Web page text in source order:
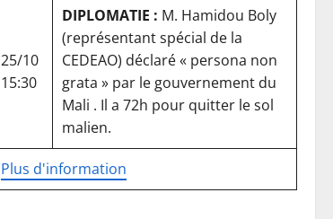
Plus d'information
25/10
15:30
DIPLOMATIE : M. Hamidou Boly
(représentant spécial de la
CEDEAO) déclaré « persona non
grata » par le gouvernement du
Mali . Il a 72h pour quitter le sol
malien.